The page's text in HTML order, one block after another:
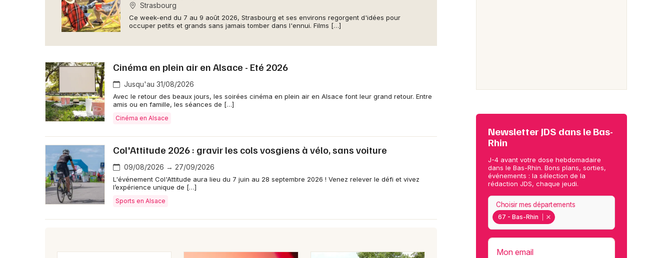
Aujourd'hui en Alsace
Jeux concours
Artistes en tournée
Actus tourisme & loisirs
Strasbourg
Ce week-end du 7 au 9 août 2026, Strasbourg et ses environs regorgent d'idées pour
occuper petits et grands sans jamais tomber dans l'ennui. Films […]
Cinéma en plein air en Alsace - Eté 2026
Jusqu'au 31/08/2026
Avec le retour des beaux jours, les soirées cinéma en plein air en Alsace font leur grand retour. Entre
amis ou en famille, les séances de […]
Cinéma en Alsace
Col'Attitude 2026 : gravir les cols vosgiens à vélo, sans voiture
09/08/2026 → 27/09/2026
L'événement Col'Attitude aura lieu du 7 juin au 28 septembre 2026 ! Venez relever le défi et vivez
l’expérience unique de […]
Sports en Alsace
Newsletter JDS dans le Bas-
Rhin
J-4 avant votre dose hebdomadaire
dans le Bas-Rhin. Bons plans, sorties,
événements : la sélection de la
rédaction JDS, chaque jeudi.
67 - Bas-Rhin
Choisir mes départements
Mon email